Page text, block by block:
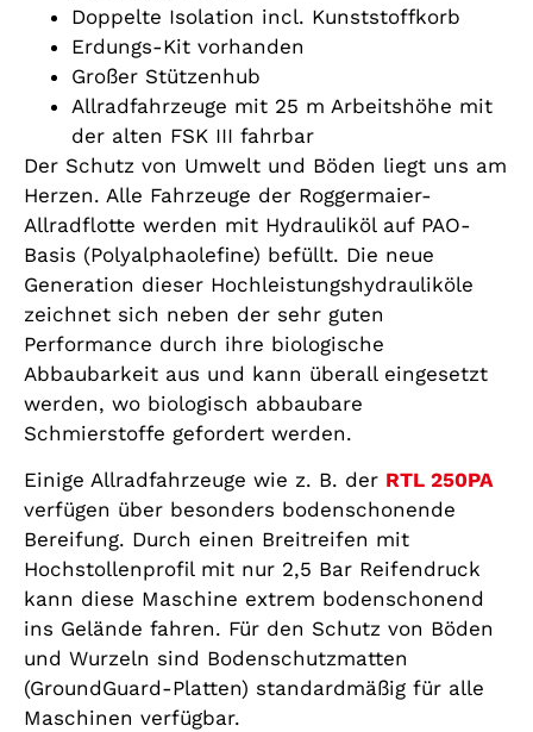
Doppelte Isolation incl. Kunststoffkorb
Erdungs-Kit vorhanden
Großer Stützenhub
Allradfahrzeuge mit 25 m Arbeitshöhe mit
der alten FSK III fahrbar
Der Schutz von Umwelt und Böden liegt uns am
Herzen. Alle Fahrzeuge der Roggermaier-
Allradflotte werden mit Hydrauliköl auf PAO-
Basis (Polyalphaolefine) befüllt. Die neue
Generation dieser Hochleistungshydrauliköle
zeichnet sich neben der sehr guten
Performance durch ihre biologische
Abbaubarkeit aus und kann überall eingesetzt
werden, wo biologisch abbaubare
Schmierstoffe gefordert werden.
Einige Allradfahrzeuge wie z. B. der RTL 250PA
verfügen über besonders bodenschonende
Bereifung. Durch einen Breitreifen mit
Hochstollenprofil mit nur 2,5 Bar Reifendruck
kann diese Maschine extrem bodenschonend
ins Gelände fahren. Für den Schutz von Böden
und Wurzeln sind Bodenschutzmatten
(GroundGuard-Platten) standardmäßig für alle
Maschinen verfügbar.